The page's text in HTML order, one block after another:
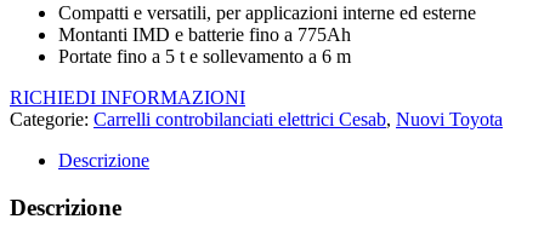
Compatti e versatili, per applicazioni interne ed esterne
Montanti IMD e batterie fino a 775Ah
Portate fino a 5 t e sollevamento a 6 m
RICHIEDI INFORMAZIONI
Categorie: Carrelli controbilanciati elettrici Cesab, Nuovi Toyota
Descrizione
Descrizione